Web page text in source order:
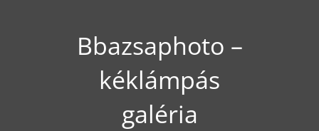
Bbazsaphoto –
kéklámpás
galéria